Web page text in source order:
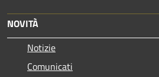
NOVITÀ
Notizie
Comunicati